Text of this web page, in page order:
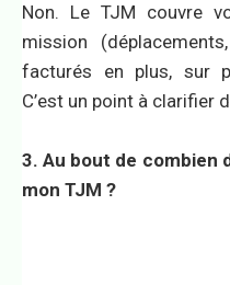
Non. Le TJM couvre
mission
facturés en plus, sur
C’est un point à clarifier
3. Au bout de combien
mon TJM ?